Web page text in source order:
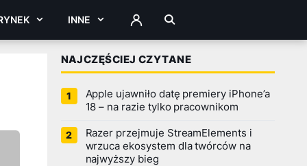
INNE ZALOGUJ
NAJCZĘŚCIEJ CZYTANE
Apple ujawniło datę premiery iPhone’a
18 – na razie tylko pracownikom
Razer przejmuje StreamElements i
wrzuca ekosystem dla twórców na
najwyższy bieg